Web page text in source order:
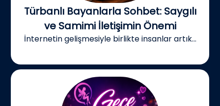
Türbanlı Bayanlarla Sohbet: Saygılı
ve Samimi İletişimin Önemi
İnternetin gelişmesiyle birlikte insanlar artık...